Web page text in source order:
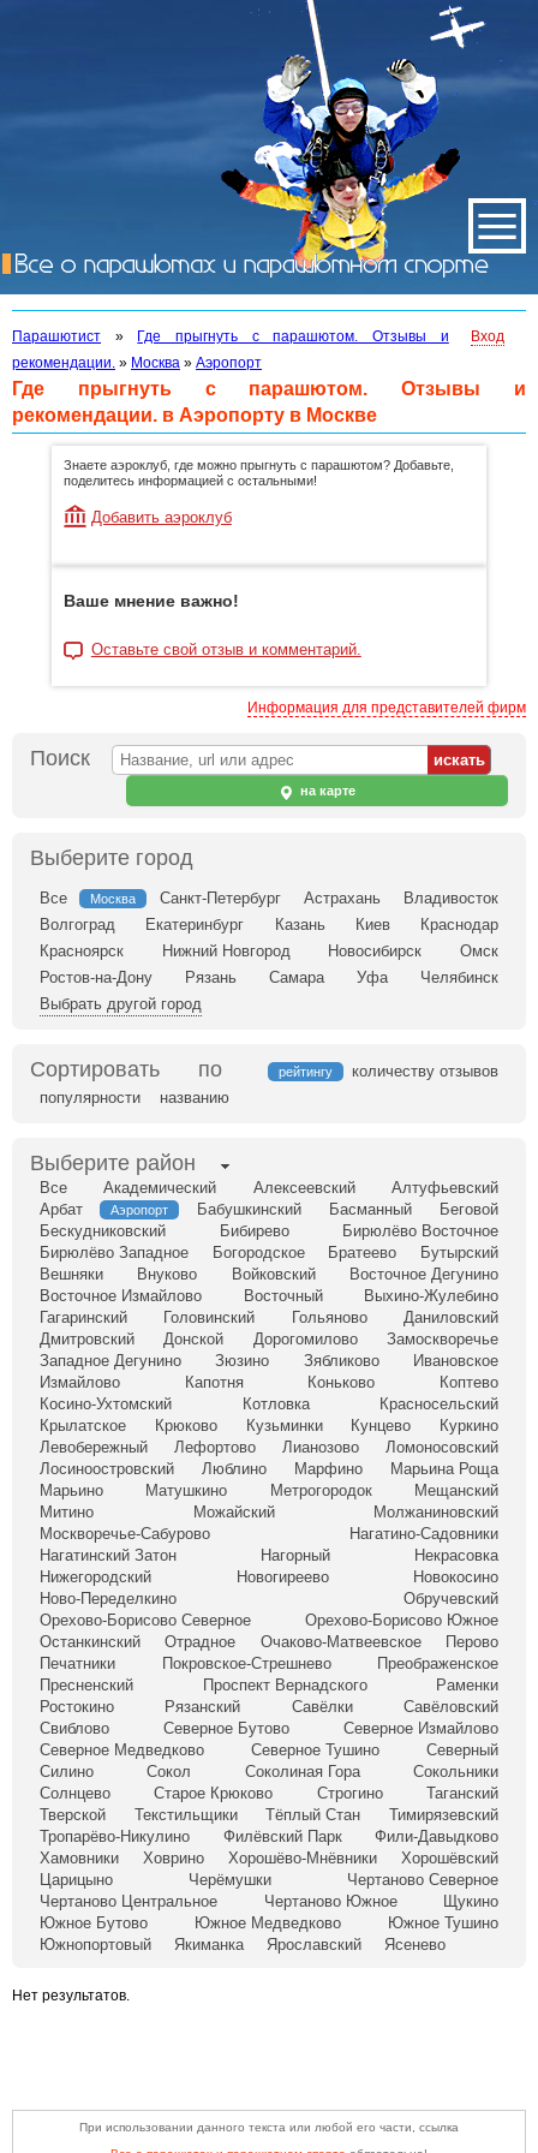
Парашютист »
Где прыгнуть с парашютом. Отзывы и
рекомендации. » Москва » Аэропорт
Вход
Где прыгнуть с парашютом. Отзывы и
рекомендации. в Аэропорту в Москве
Знаете аэроклуб, где можно прыгнуть с парашютом? Добавьте,
поделитесь информацией с остальными!
Добавить аэроклуб
Ваше мнение важно!
Оставьте свой отзыв и комментарий.
Информация для представителей фирм
Поиск
на карте
Выберите город
Все Москва Санкт-Петербург Астрахань
Владивосток
Волгоград
Екатеринбург Казань Киев
Краснодар
Красноярск
Нижний Новгород Новосибирск
Омск
Ростов-на-Дону
Рязань Самара Уфа
Челябинск
Выбрать другой город
Сортировать по рейтингу
количеству отзывов
популярности
названию
Выберите район
Все Академический Алексеевский
Алтуфьевский
Арбат
Аэропорт Бабушкинский Басманный
Беговой
Бескудниковский
Бибирево
Бирюлёво Восточное
Бирюлёво Западное
Богородское Братеево
Бутырский
Вешняки
Внуково Войковский
Восточное Дегунино
Восточное Измайлово
Восточный
Выхино-Жулебино
Гагаринский
Головинский Гольяново
Даниловский
Дмитровский
Донской Дорогомилово
Замоскворечье
Западное Дегунино
Зюзино Зябликово
Ивановское
Измайлово
Капотня Коньково
Коптево
Косино-Ухтомский
Котловка
Красносельский
Крылатское
Крюково Кузьминки Кунцево
Куркино
Левобережный
Лефортово Лианозово
Ломоносовский
Лосиноостровский
Люблино Марфино
Марьина Роща
Марьино
Матушкино Метрогородок
Мещанский
Митино
Можайский
Молжаниновский
Москворечье-Сабурово
Нагатино-Садовники
Нагатинский Затон
Нагорный
Некрасовка
Нижегородский
Новогиреево
Новокосино
Ново-Переделкино
Обручевский
Орехово-Борисово Северное
Орехово-Борисово Южное
Останкинский
Отрадное Очаково-Матвеевское
Перово
Печатники
Покровское-Стрешнево
Преображенское
Пресненский
Проспект Вернадского
Раменки
Ростокино
Рязанский Савёлки
Савёловский
Свиблово
Северное Бутово
Северное Измайлово
Северное Медведково
Северное Тушино
Северный
Силино
Сокол Соколиная Гора
Сокольники
Солнцево
Старое Крюково Строгино
Таганский
Тверской
Текстильщики Тёплый Стан
Тимирязевский
Тропарёво-Никулино
Филёвский Парк
Фили-Давыдково
Хамовники
Ховрино Хорошёво-Мнёвники
Хорошёвский
Царицыно
Черёмушки
Чертаново Северное
Чертаново Центральное
Чертаново Южное
Щукино
Южное Бутово
Южное Медведково
Южное Тушино
Южнопортовый
Якиманка Ярославский Ясенево
Нет результатов.
При использовании данного текста или любой его части, ссылка